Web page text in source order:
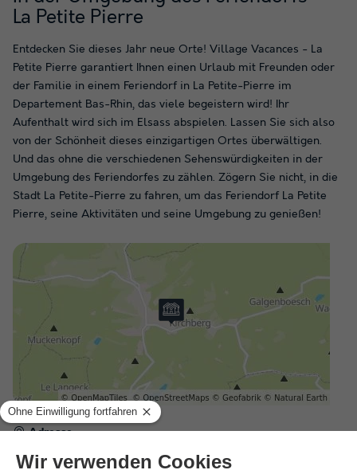
La Petite Pierre
Entdecken Sie dieses Jahr neue Orte! Village Vacances - La
Petite Pierre garantiert Ihnen einen Urlaub mit Freunden oder
der Familie in einem Feriendorf in La Petite-Pierre im
Departement Bas-Rhin, das viele begeistern wird! Ihr
Aufenthalt wird sich im Elsass abspielen. Lassen Sie sich also
von der Schönheit dieses einzigartigen Ortes überwältigen.
Und das ohne die verschiedenen Sehenswürdigkeiten in der
Umgebung des Feriendorfes zu zählen. Zögern Sie nicht, in die
Stadt La Petite-Pierre zu fahren, um das Feriendorf La Petite
Pierre, seine Aktivitäten und seine Umgebung zu genießen!
Adresse
37 route d'Ingwiller - 67290 La Petite Pierre, Frankreich